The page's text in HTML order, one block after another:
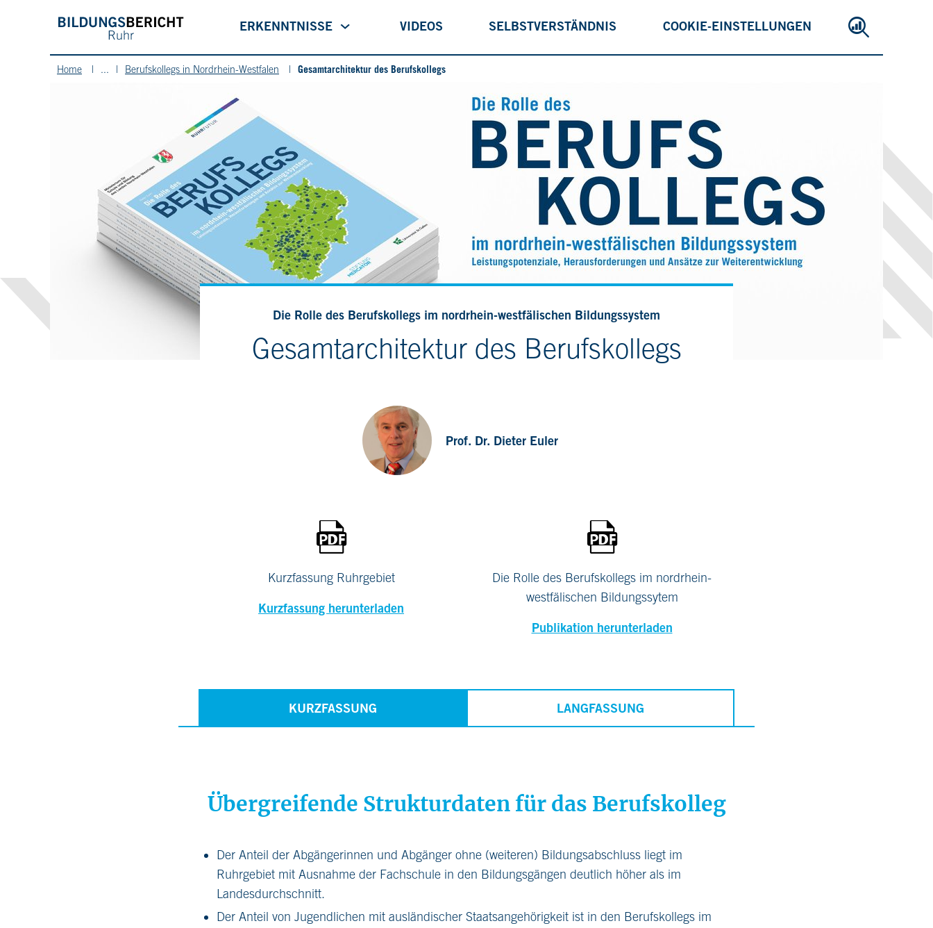
ERKENNTNISSE VIDEOS SELBSTVERSTÄNDNIS COOKIE-EINSTELLUNGEN
Home ... Berufskollegs in Nordrhein-Westfalen Gesamtarchitektur des Berufskollegs
Die Rolle des Berufskollegs im nordrhein-westfälischen Bildungssystem
Gesamtarchitektur des Berufskollegs
Prof. Dr. Dieter Euler
Kurzfassung Ruhrgebiet
Kurzfassung herunterladen
Die Rolle des Berufskollegs im nordrhein-
westfälischen Bildungssytem
Publikation herunterladen
KURZFASSUNG
Übergreifende Strukturdaten für das Berufskolleg
Der Anteil der Abgängerinnen und Abgänger ohne (weiteren) Bildungsabschluss liegt im
Ruhrgebiet mit Ausnahme der Fachschule in den Bildungsgängen deutlich höher als im
Landesdurchschnitt.
Der Anteil von Jugendlichen mit ausländischer Staatsangehörigkeit ist in den Berufskollegs im
LANGFASSUNG